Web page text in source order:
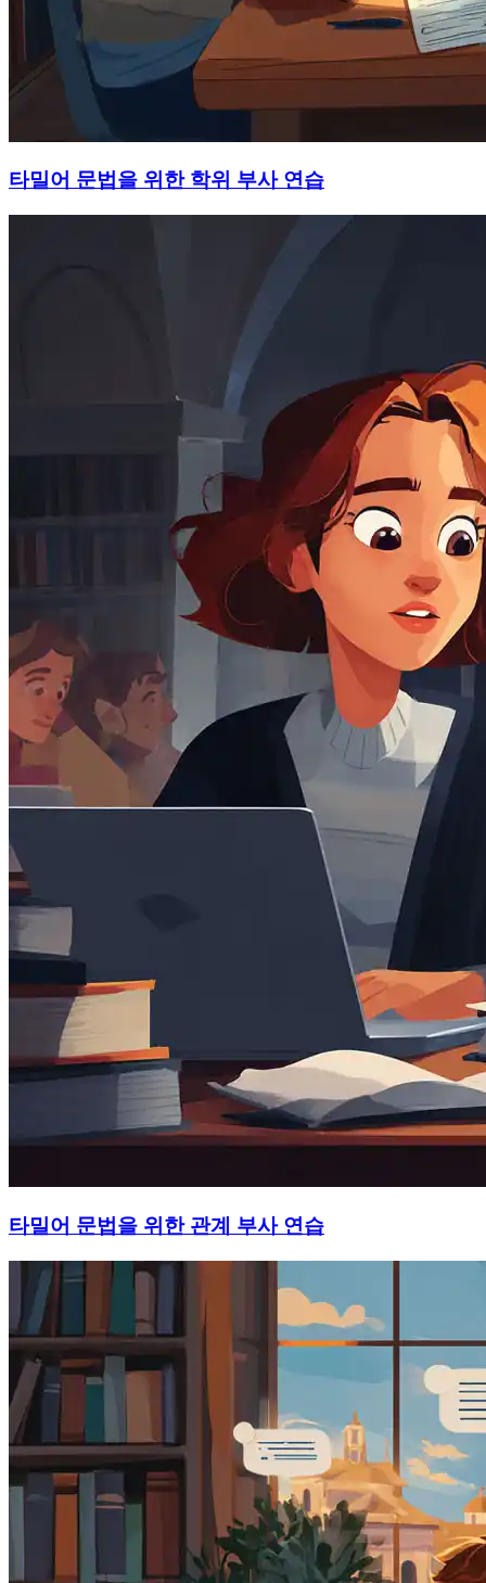
타밀어 문법을 위한 학위 부사 연습
타밀어 문법을 위한 관계 부사 연습